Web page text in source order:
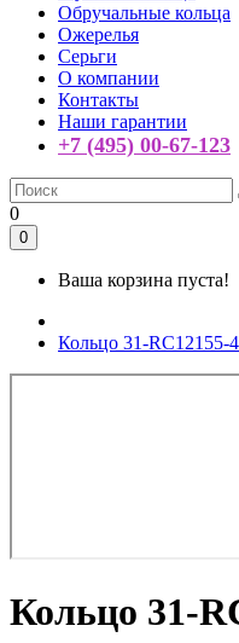
Обручальные кольца
Ожерелья
Серьги
О компании
Контакты
Наши гарантии
+7 (495) 00-67-123
0
0
Ваша корзина пуста!
Кольцо 31-RC12155-
Кольцо 31-